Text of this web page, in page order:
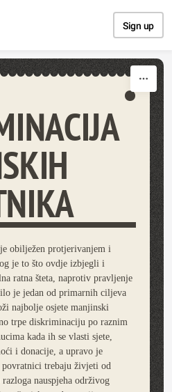
Sign up
obilježen protjerivanjem i
je to što ovdje izbjegli i
ratna šteta, naprotiv pravljenje
je jedan od primarnih ciljeva
najbolje osjete manjinski
trpe diskriminaciju po raznim
kada ih se vlasti sjete,
i donacije, a upravo je
povratnici trebaju živjeti od
nauspjeha održivog